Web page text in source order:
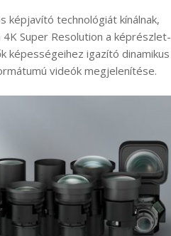
képjavító technológiát kínálnak,
Super Resolution a képrészlet-
képességeihez igazító dinamikus
videók megjelenítése.